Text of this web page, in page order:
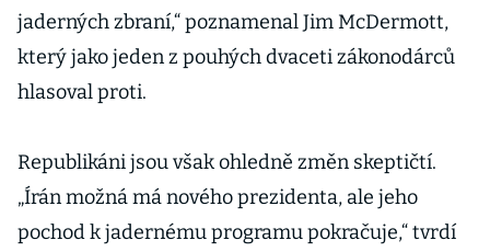
jaderných zbraní,“ poznamenal Jim McDermott,
který jako jeden z pouhých dvaceti zákonodárců
hlasoval proti.
Republikáni jsou však ohledně změn skeptičtí.
„Írán možná má nového prezidenta, ale jeho
pochod k jadernému programu pokračuje,“ tvrdí